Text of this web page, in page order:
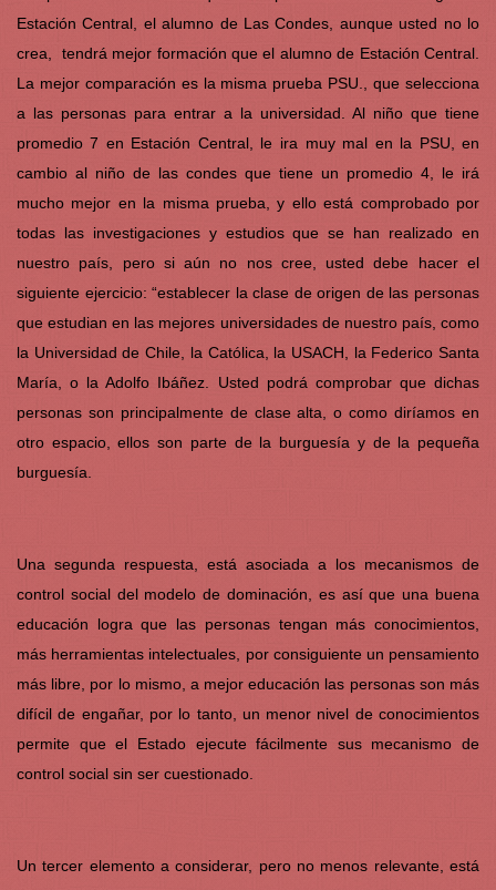
Estación Central, el alumno de Las Condes, aunque usted no lo
crea, tendrá mejor formación que el alumno de Estación Central.
La mejor comparación es la misma prueba PSU., que selecciona
a las personas para entrar a la universidad. Al niño que tiene
promedio 7 en Estación Central, le ira muy mal en la PSU, en
cambio al niño de las condes que tiene un promedio 4, le irá
mucho mejor en la misma prueba, y ello está comprobado por
todas las investigaciones y estudios que se han realizado en
nuestro país, pero si aún no nos cree, usted debe hacer el
siguiente ejercicio: “establecer la clase de origen de las personas
que estudian en las mejores universidades de nuestro país, como
la Universidad de Chile, la Católica, la USACH, la Federico Santa
María, o la Adolfo Ibáñez. Usted podrá comprobar que dichas
personas son principalmente de clase alta, o como diríamos en
otro espacio, ellos son parte de la burguesía y de la pequeña
burguesía.
Una segunda respuesta, está asociada a los mecanismos de
control social del modelo de dominación, es así que una buena
educación logra que las personas tengan más conocimientos,
más herramientas intelectuales, por consiguiente un pensamiento
más libre, por lo mismo, a mejor educación las personas son más
difícil de engañar, por lo tanto, un menor nivel de conocimientos
permite que el Estado ejecute fácilmente sus mecanismo de
control social sin ser cuestionado.
Un tercer elemento a considerar, pero no menos relevante, está